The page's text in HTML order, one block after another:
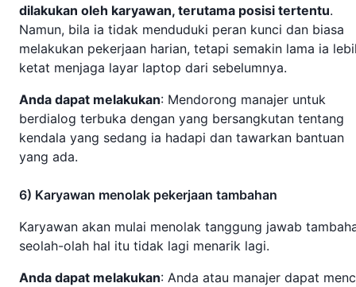
dilakukan oleh karyawan, terutama posisi tertentu.
Namun, bila ia tidak menduduki peran kunci dan biasa
melakukan pekerjaan harian, tetapi semakin lama ia
ketat menjaga layar laptop dari sebelumnya.
Anda dapat melakukan: Mendorong manajer untuk
berdialog terbuka dengan yang bersangkutan tentang
kendala yang sedang ia hadapi dan tawarkan bantuan
yang ada.
6) Karyawan menolak pekerjaan tambahan
Karyawan akan mulai menolak tanggung jawab
seolah-olah hal itu tidak lagi menarik lagi.
Anda dapat melakukan: Anda atau manajer dapat